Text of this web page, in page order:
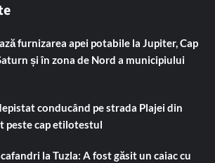
furnizarea apei potabile la Jupiter, Cap
și în zona de Nord a municipiului
conducând pe strada Plajei din
peste cap etilotestul
la Tuzla: A fost găsit un caiac cu